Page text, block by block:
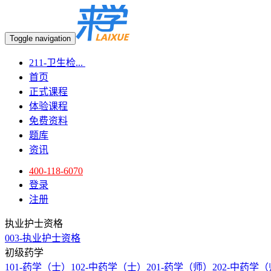
Toggle navigation
211-卫生检...
首页
正式课程
体验课程
免费资料
题库
资讯
400-118-6070
登录
注册
执业护士资格
003-执业护士资格
初级药学
101-药学（士） 102-中药学（士） 201-药学（师） 202-中药学